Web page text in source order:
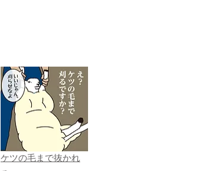
ケツの毛まで抜かれ